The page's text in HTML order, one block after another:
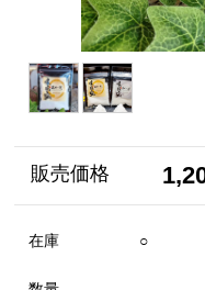
販売価格
在庫 ○